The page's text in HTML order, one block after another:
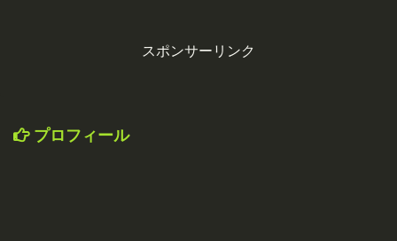
スポンサーリンク
プロフィール